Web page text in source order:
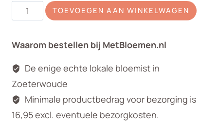
Losse
bloemen
TOEVOEGEN AAN WINKELWAGEN
Waarom bestellen bij MetBloemen.nl
De enige echte lokale bloemist in
Zoeterwoude
Minimale productbedrag voor bezorging is
16,95 excl. eventuele bezorgkosten.